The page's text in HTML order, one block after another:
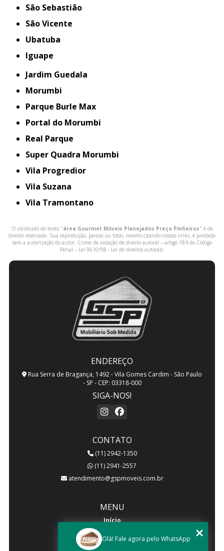
São Sebastião
São Vicente
Ubatuba
iguape
Jardim Guedala
Morumbi
Parque Burle Max
Portal do Morumbi
Real Parque
Super Quadra Morumbi
Vila Progredior
Vila Suzana
Vila Tramontano
O conteúdo do texto "área Gourmet Móveis Planejados Preço Pinheiros" é de
direito reservado. Sua reprodução, parcial ou total, mesmo citando nossos links, é proibida
sem a autorização do autor. Crime de violação de direito autoral – artigo 184 do Código
Penal – Lei 9610/98 - Lei de direitos autorais.
ENDEREÇO
Rua Serra de Bragança, 1492 - Vila Gomes Cardim - São Paulo
- SP - CEP: 03318-000
SIGA-NOS!
CONTATO
(11) 2942-1350
(11) 2941-2557
atendimento@gspmoveis.com.br
MENU
Início
Quem somos
Olá! Fale agora pelo WhatsApp